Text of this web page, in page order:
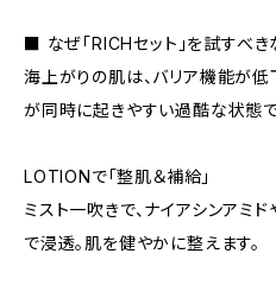
■ なぜ「RICHセット」を試すべき
海上がりの肌は、バリア機能が低
が同時に起きやすい過酷な状態で
LOTIONで「整肌＆補給」
ミスト一吹きで、ナイアシンアミ
で浸透。肌を健やかに整えます。